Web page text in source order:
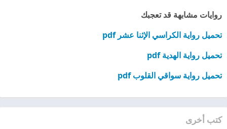
روايات مشابهة قد تعجبك
تحميل رواية الكراسي الإثنا عشر pdf
تحميل رواية الهدية pdf
تحميل رواية سواقي القلوب pdf
كتب أخرى